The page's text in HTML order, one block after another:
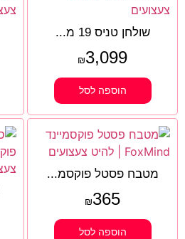
שולחן טניס 19 מ...
₪3,099
הוספה לסל
מטבח פסטל פוקסמ...
₪365
הוספה לסל